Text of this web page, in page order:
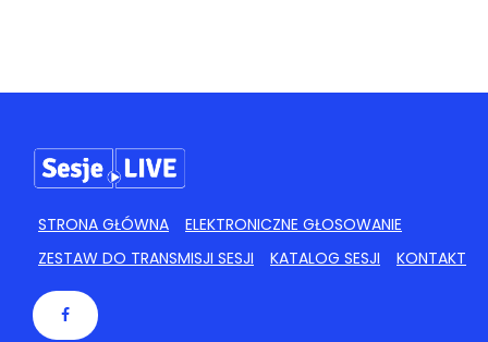
STRONA GŁÓWNA
ELEKTRONICZNE GŁOSOWANIE
ZESTAW DO TRANSMISJI SESJI
KATALOG SESJI KONTAKT